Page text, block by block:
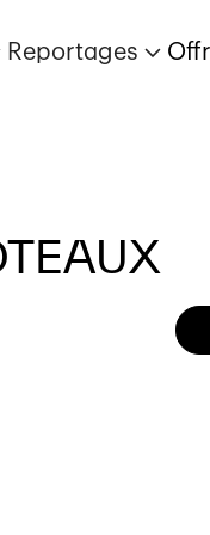
Reportages